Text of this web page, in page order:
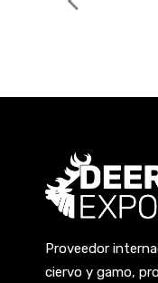
Proveedor
ciervo y gamo,